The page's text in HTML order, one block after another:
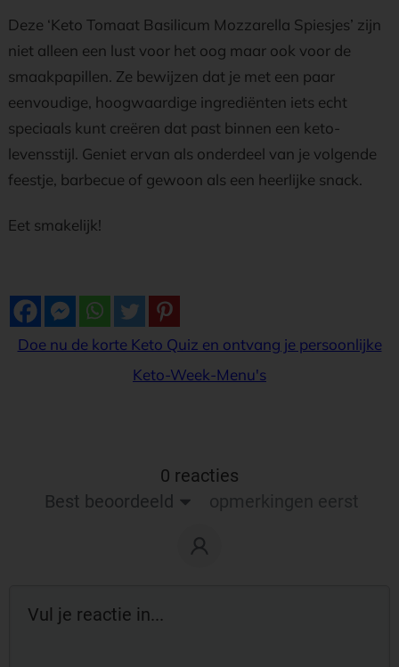
Deze ‘Keto Tomaat Basilicum Mozzarella Spiesjes’ zijn
niet alleen een lust voor het oog maar ook voor de
smaakpapillen. Ze bewijzen dat je met een paar
eenvoudige, hoogwaardige ingrediënten iets echt
speciaals kunt creëren dat past binnen een keto-
levensstijl. Geniet ervan als onderdeel van je volgende
feestje, barbecue of gewoon als een heerlijke snack.
Eet smakelijk!
Doe nu de korte Keto Quiz en ontvang je persoonlijke
Keto-Week-Menu's
0 reacties
Best beoordeeld
opmerkingen eerst